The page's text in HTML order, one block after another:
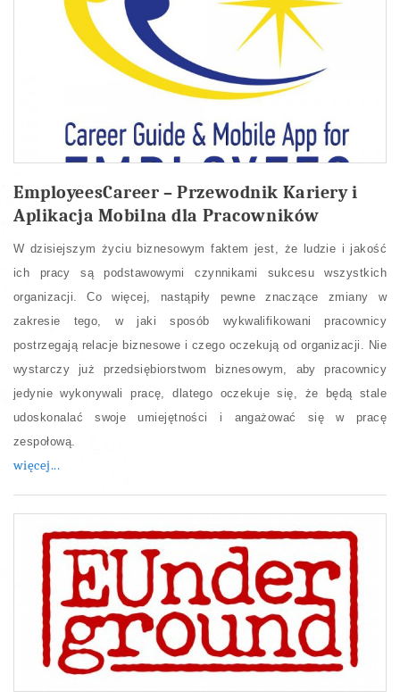
EmployeesCareer – Przewodnik Kariery i
Aplikacja Mobilna dla Pracowników
W dzisiejszym życiu biznesowym faktem jest, że ludzie i jakość
ich pracy są podstawowymi czynnikami sukcesu wszystkich
organizacji. Co więcej, nastąpiły pewne znaczące zmiany w
zakresie tego, w jaki sposób wykwalifikowani pracownicy
postrzegają relacje biznesowe i czego oczekują od organizacji. Nie
wystarczy już przedsiębiorstwom biznesowym, aby pracownicy
jedynie wykonywali pracę, dlatego oczekuje się, że będą stale
udoskonalać swoje umiejętności i angażować się w pracę
zespołową.
więcej...